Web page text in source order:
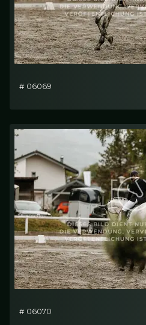
# 06069
# 06070